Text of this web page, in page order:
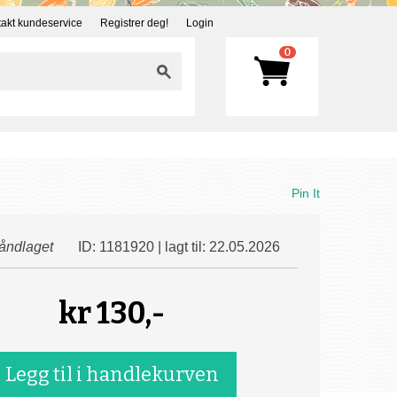
kundeservice Registrer deg! Login
0
Pin It
ID: 1181920 | lagt til: 22.05.2026
kr130,-